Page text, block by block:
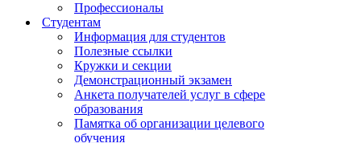
Профессионалы
Студентам
Информация для студентов
Полезные ссылки
Кружки и секции
Демонстрационный экзамен
Анкета получателей услуг в сфере
образования
Памятка об организации целевого
обучения